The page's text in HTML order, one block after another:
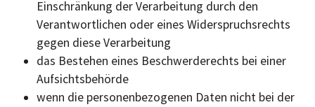
Einschränkung der Verarbeitung durch den
Verantwortlichen oder eines Widerspruchsrechts
gegen diese Verarbeitung
das Bestehen eines Beschwerderechts bei einer
Aufsichtsbehörde
wenn die personenbezogenen Daten nicht bei der